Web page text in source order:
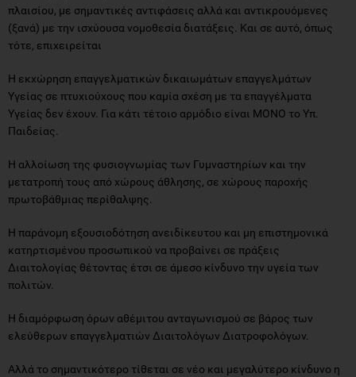
πλαισίου, με σημαντικές αντιφάσεις αλλά και αντικρουόμενες
(ξανά) με την ισχύουσα νομοθεσία διατάξεις. Και σε αυτό, όπως
τότε, επιχειρείται
Η εκχώρηση επαγγελματικών δικαιωμάτων επαγγελμάτων
Υγείας σε πτυχιούχους που καμία σχέση με τα επαγγέλματα
Υγείας δεν έχουν. Για κάτι τέτοιο αρμόδιο είναι ΜΟΝΟ το Υπ.
Παιδείας.
Η αλλοίωση της φυσιογνωμίας των Γυμναστηρίων και την
μετατροπή τους από χώρους άθλησης, σε χώρους παροχής
πρωτοβάθμιας περίθαλψης.
Η παράνομη εξουσιοδότηση ανειδίκευτου και μη επιστημονικά
κατηρτισμένου προσωπικού να προβαίνει σε πράξεις
Διαιτολογίας θέτοντας έτσι σε άμεσο κίνδυνο την υγεία των
πολιτών.
Η διαμόρφωση όρων αθέμιτου ανταγωνισμού σε βάρος των
ελεύθερων επαγγελματιών Διαιτολόγων Διατροφολόγων.
Αλλά το σημαντικότερο τίθεται σε νέο και μεγαλύτερο κίνδυνο η